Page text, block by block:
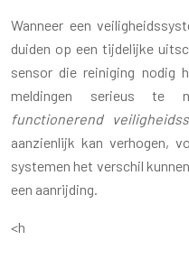
Wanneer een
duiden op een tijdelijke
sensor die reiniging nodig
meldingen serieus te
functionerend
aanzienlijk kan verhogen,
systemen het verschil
een aanrijding.
<h